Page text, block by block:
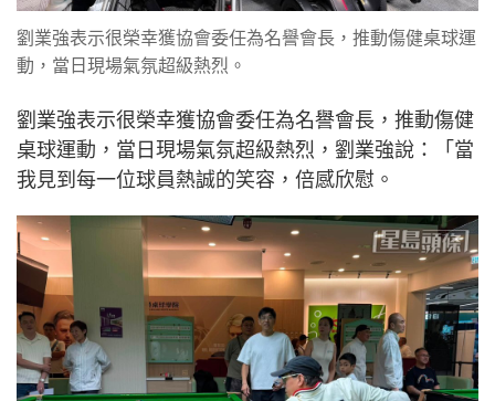
劉業強表示很榮幸獲協會委任為名譽會長，推動傷健桌球運
動，當日現場氣氛超級熱烈。
劉業強表示很榮幸獲協會委任為名譽會長，推動傷健
桌球運動，當日現場氣氛超級熱烈，劉業強說：「當
我見到每一位球員熱誠的笑容，倍感欣慰。